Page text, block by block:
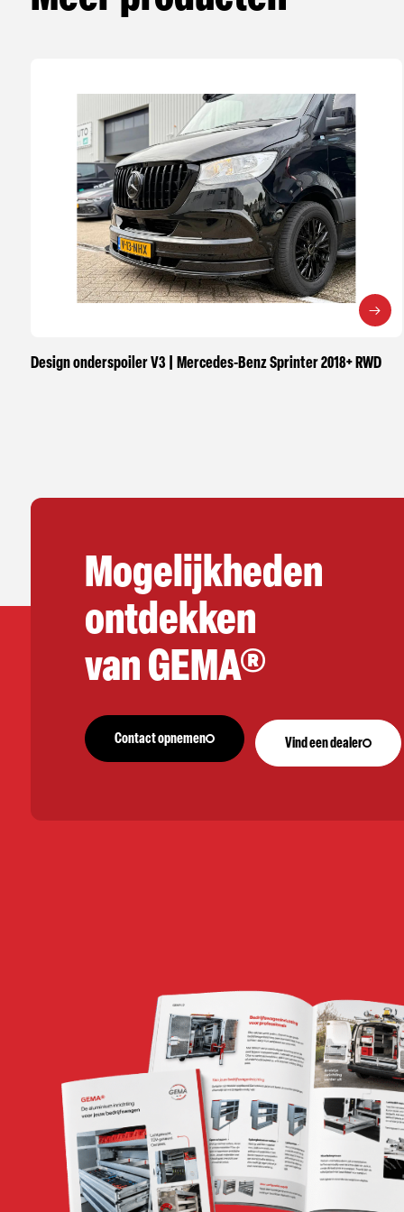
Design onderspoiler V3 | Mercedes-Benz Sprinter 2018+ RWD
Mogelijkheden
ontdekken
van GEMA®
Contact opnemen Vind een dealer